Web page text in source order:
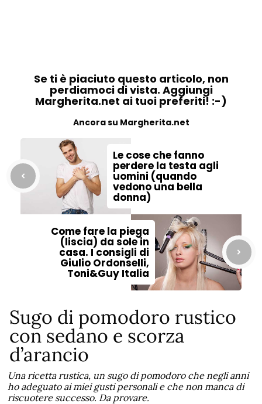
Se ti è piaciuto questo articolo, non
perdiamoci di vista. Aggiungi
Margherita.net ai tuoi preferiti! :-)
Ancora su Margherita.net
Le cose che fanno
perdere la testa agli
uomini (quando
vedono una bella
donna)
Come fare la piega
(liscia) da sole in
casa. I consigli di
Giulio Ordonselli,
Toni&Guy Italia
Sugo di pomodoro rustico
con sedano e scorza
d’arancio
Una ricetta rustica, un sugo di pomodoro che negli anni
ho adeguato ai miei gusti personali e che non manca di
riscuotere successo. Da provare.